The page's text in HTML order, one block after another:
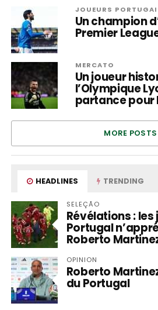
JOUEURS
Un champion
Premier
MERCATO
Un joueur
l’Olympique
partance pour
MORE POSTS
HEADLINES TRENDING
SELEÇÃO
Révélations :
Portugal
Roberto
OPINION
Roberto
du Portugal